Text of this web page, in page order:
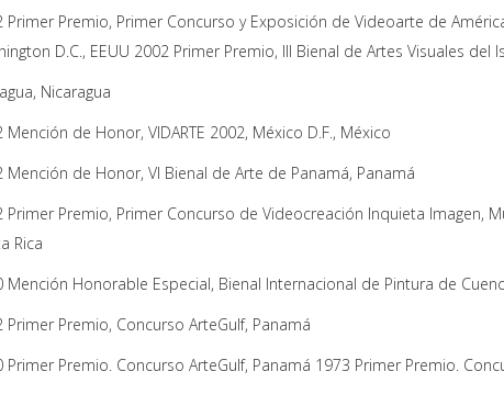
Primer Premio, Primer Concurso y Exposición de Videoarte de
D.C., EEUU 2002 Primer Premio, III Bienal de Artes Visuales
Nicaragua
Mención de Honor, VIDARTE 2002, México D.F., México
Mención de Honor, VI Bienal de Arte de Panamá, Panamá
Primer Premio, Primer Concurso de Videocreación Inquieta Imagen,
Rica
Mención Honorable Especial, Bienal Internacional de Pintura de
Primer Premio, Concurso ArteGulf, Panamá
Primer Premio. Concurso ArteGulf, Panamá 1973 Primer Premio.